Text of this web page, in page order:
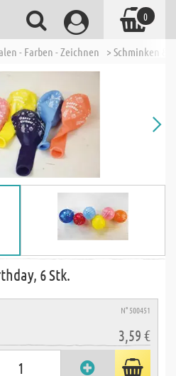
- Farben - Zeichnen > Schminken &
6 Stk.
N° 500451
3,59 €
0